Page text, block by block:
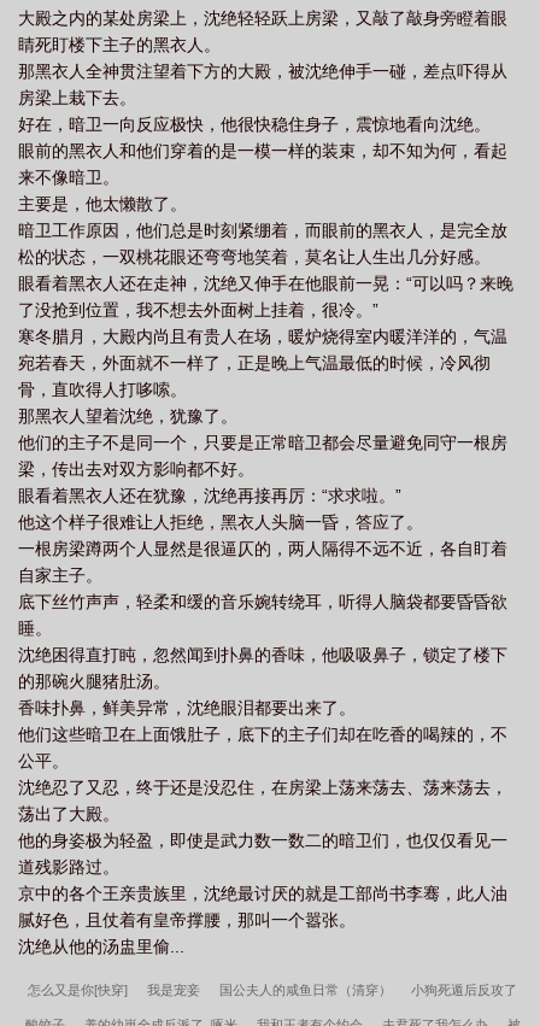
太子那天。沈绝趴在房梁上，看见四皇子锁骨上和小暗卫一模一样
的痣。那颗痣他刚刚咬过，上面还有沈绝留下的牙印。沈绝：⊙﹏⊙
传言四皇子萧煜残暴不仁，吃人不吐骨头，惹了他的人下场都很
惨。沈绝觉得自己完蛋了。他打算和萧煜说清楚，看在上班搭子的
感情上，就放他一马……刚靠近门口，沈绝听见萧煜冷漠开口：“我
最讨厌断袖，杀了吧。”沈绝吓得连滚带爬跑路。忽然眼前一黑。醒
来时，萧煜拿着熟悉的画像，表情阴沉：“跑什么，不是说过要和我
过一辈子吗？”“我们把你画的姿势全都来一遍，好不好？”“真厉害，
原来真的能折成这样……”沈绝：“等等，我的腰！”
————————预收:《弟弟总想要我小命》谢云穿越了，穿越成
一个体弱多病的太子，弟弟总想要他的命。穿越过来第一天，谢云
收到三弟的信，请他玄武门一叙。翻译过来就是：玄武门对掏，谁
赢谁太子。谢云嘎巴一下死了。一时半会儿死不掉，为了保住小
命，谢云只能讨好弟弟。给弟弟又是送礼又是陪笑，隔天又收到弟
弟的信，邀他应天城一观。翻译过来就是：应天城互砍，谁输谁反
贼。弟弟总是想要他的命，怎么办呢？谢云有点死了。自这天起，
谢云开始韬光养晦，装疯卖傻，总之，要让弟弟感觉到没有皇位威
胁，这样才能保住小命。他在浴池泡澡，热情邀请弟弟一起，弟弟
冷脸拒绝。他掀开被子邀请弟弟同床共枕，弟弟呵斥他不知羞耻罔
顾人伦。太傅考究学问，他佯装一无所知，扭头面向弟弟:“我笨笨
嘟，还是弟弟厉害。”终于，在他又一次不小心摔到弟弟怀中时，弟
弟忍不住了。他把谢云压在床上，冷笑:“我还是第一次见会勾引自己
弟弟的兄长，既然如此，我就成全你。”谢云:“？!不要啊。”我只是在
卖萌，不是在自荐枕席啊！……
大殿之内的某处房梁上，沈绝轻轻跃上房梁，又敲了敲身旁瞪着眼
睛死盯楼下主子的黑衣人。
那黑衣人全神贯注望着下方的大殿，被沈绝伸手一碰，差点吓得从
房梁上栽下去。
好在，暗卫一向反应极快，他很快稳住身子，震惊地看向沈绝。
眼前的黑衣人和他们穿着的是一模一样的装束，却不知为何，看起
来不像暗卫。
主要是，他太懒散了。
暗卫工作原因，他们总是时刻紧绷着，而眼前的黑衣人，是完全放
松的状态，一双桃花眼还弯弯地笑着，莫名让人生出几分好感。
眼看着黑衣人还在走神，沈绝又伸手在他眼前一晃：“可以吗？来晚
了没抢到位置，我不想去外面树上挂着，很冷。”
寒冬腊月，大殿内尚且有贵人在场，暖炉烧得室内暖洋洋的，气温
宛若春天，外面就不一样了，正是晚上气温最低的时候，冷风彻
骨，直吹得人打哆嗦。
那黑衣人望着沈绝，犹豫了。
他们的主子不是同一个，只要是正常暗卫都会尽量避免同守一根房
梁，传出去对双方影响都不好。
眼看着黑衣人还在犹豫，沈绝再接再厉：“求求啦。”
他这个样子很难让人拒绝，黑衣人头脑一昏，答应了。
一根房梁蹲两个人显然是很逼仄的，两人隔得不远不近，各自盯着
自家主子。
底下丝竹声声，轻柔和缓的音乐婉转绕耳，听得人脑袋都要昏昏欲
睡。
沈绝困得直打盹，忽然闻到扑鼻的香味，他吸吸鼻子，锁定了楼下
的那碗火腿猪肚汤。
香味扑鼻，鲜美异常，沈绝眼泪都要出来了。
他们这些暗卫在上面饿肚子，底下的主子们却在吃香的喝辣的，不
公平。
沈绝忍了又忍，终于还是没忍住，在房梁上荡来荡去、荡来荡去，
荡出了大殿。
他的身姿极为轻盈，即使是武力数一数二的暗卫们，也仅仅看见一
道残影路过。
京中的各个王亲贵族里，沈绝最讨厌的就是工部尚书李骞，此人油
腻好色，且仗着有皇帝撑腰，那叫一个嚣张。
沈绝从他的汤盅里偷...
怎么又是你[快穿] 我是宠妾 国公夫人的咸鱼日常（清穿） 小狗死遁后反攻了